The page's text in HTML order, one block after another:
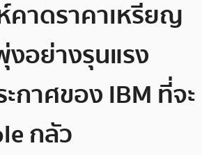
คาดราคาเหรียญ
อย่างรุนแรง
กาศของ IBM ที่จะ
กลัว